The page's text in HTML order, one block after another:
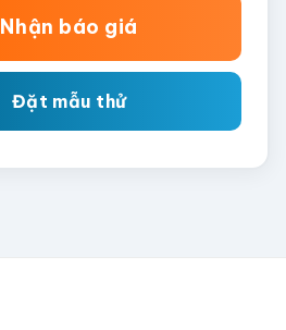
Nhận báo giá
Đặt mẫu thử